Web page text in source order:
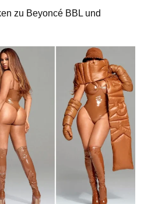
zu Beyoncé BBL und